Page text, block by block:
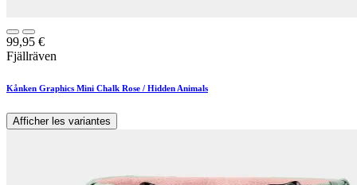
99,95 €
Fjällräven
Kånken Graphics Mini Chalk Rose / Hidden Animals
Afficher les variantes